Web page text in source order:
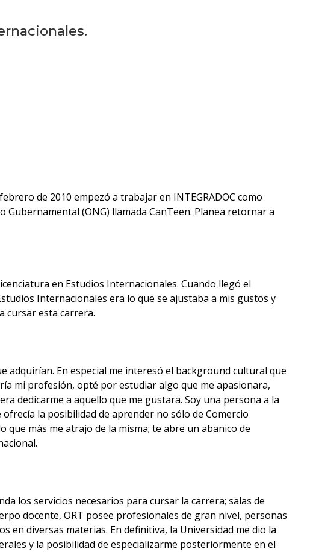
Blog
de 2010 empezó a trabajar en INTEGRADOC como
(ONG) llamada CanTeen. Planea retornar a
en Estudios Internacionales. Cuando llegó el
Internacionales era lo que se ajustaba a mis gustos y
cursar esta carrera.
adquirían. En especial me interesó el background cultural que
mi profesión, opté por estudiar algo que me apasionara,
dedicarme a aquello que me gustara. Soy una persona a la
la posibilidad de aprender no sólo de Comercio
más me atrajo de la misma; te abre un abanico de
los servicios necesarios para cursar la carrera; salas de
docente, ORT posee profesionales de gran nivel, personas
en diversas materias. En definitiva, la Universidad me dio la
y la posibilidad de especializarme posteriormente en el